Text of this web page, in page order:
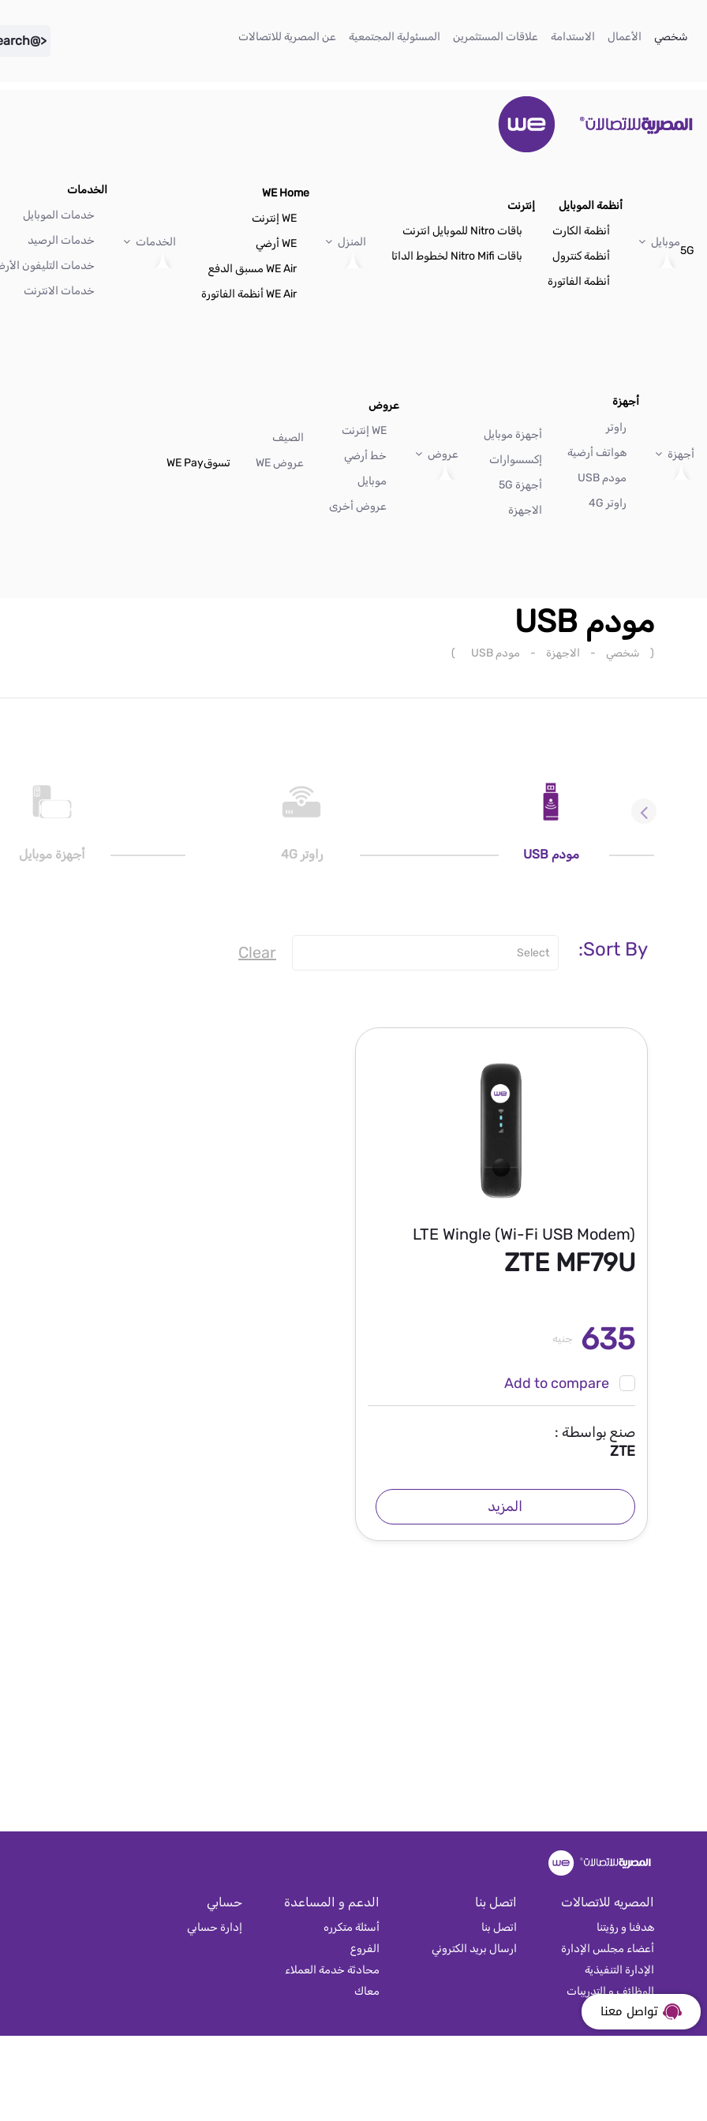
شخصي
الأعمال الاستدامة
(current) علاقات المستثمرين
(current) المسئولية المجتمعية
(current) عن المصرية للاتصالات <@liferay.language key="search" />
5G
موبايل
أنظمة الموبايل
أنظمة الكارت
أنظمة كنترول
أنظمة الفاتورة
إنترنت
باقات Nitro للموبايل انترنت
باقات Nitro Mifi لخطوط الداتا
المنزل
WE Home
WE إنترنت
WE أرضي
WE Air مسبق الدفع
WE Air أنظمة الفاتورة
الخدمات
الخدمات
خدمات الموبايل
خدمات الرصيد
خدمات التليفون
خدمات الانترنت
أجهزة
أجهزة
راوتر
هواتف أرضية
مودم USB
راوتر 4G
أجهزة موبايل
إكسسوارات
أجهزة 5G
الاجهزة
عروض
عروض
WE إنترنت
خط أرضي
موبايل
عروض أخرى
الصيف
عروض WE
تسوقWE Pay
مودم USB
( شخصي - الاجهزة - مودم USB )
مودم USB راوتر 4G أجهزة موبايل
Sort By:
Clear
LTE Wingle (Wi-Fi USB Modem)
ZTE MF79U
635 جنيه
Add to compare
صنع بواسطة :
ZTE
المزيد
المصريه للاتصالات
هدفنا و رؤيتنا
أعضاء مجلس الإدارة
الإدارة التنفيذية
الوظائف و التدريبات
خريطة الموقع
اتصل بنا
اتصل بنا
ارسال بريد الكتروني
الدعم و المساعدة
أسئلة متكرره
الفروع
محادثة خدمة العملاء
معاك
حسابي
إدارة حسابي
تواصل معنا